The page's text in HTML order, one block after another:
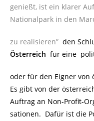
genießt, ist ein klarer
Nationalpark in den
zu realisieren” den
Österreich für eine
oder für den Eigner von
Es gibt von der
Auftrag an Non-Profit-
sationen. Dafür ist die